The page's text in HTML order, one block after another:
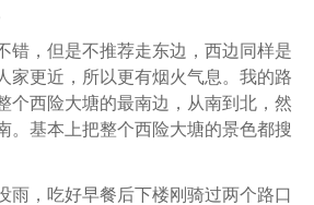
错，但是不推荐走东边，西边同样是
家更近，所以更有烟火气息。我的路
个西险大塘的最南边，从南到北，然
。基本上把整个西险大塘的景色都搜
雨，吃好早餐后下楼刚骑过两个路口